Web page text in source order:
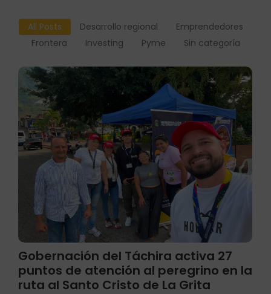
All Posts Desarrollo regional
Emprendedores
Frontera
Investing Pyme Sin categoría
Gobernación del Táchira activa 27
puntos de atención al peregrino en la
ruta al Santo Cristo de La Grita